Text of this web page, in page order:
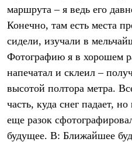
маршрута – я ведь его
Конечно, там есть места
сидели, изучали в
Фотографию я в хорошем
напечатал и склеил –
высотой полтора метра.
часть, куда снег падает,
еще разок
будущее. В: Ближайшее